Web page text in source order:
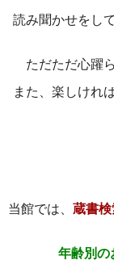
読み聞かせをし
ただただ心躍
また、楽しけれ
当館では、 蔵書
年齢別の